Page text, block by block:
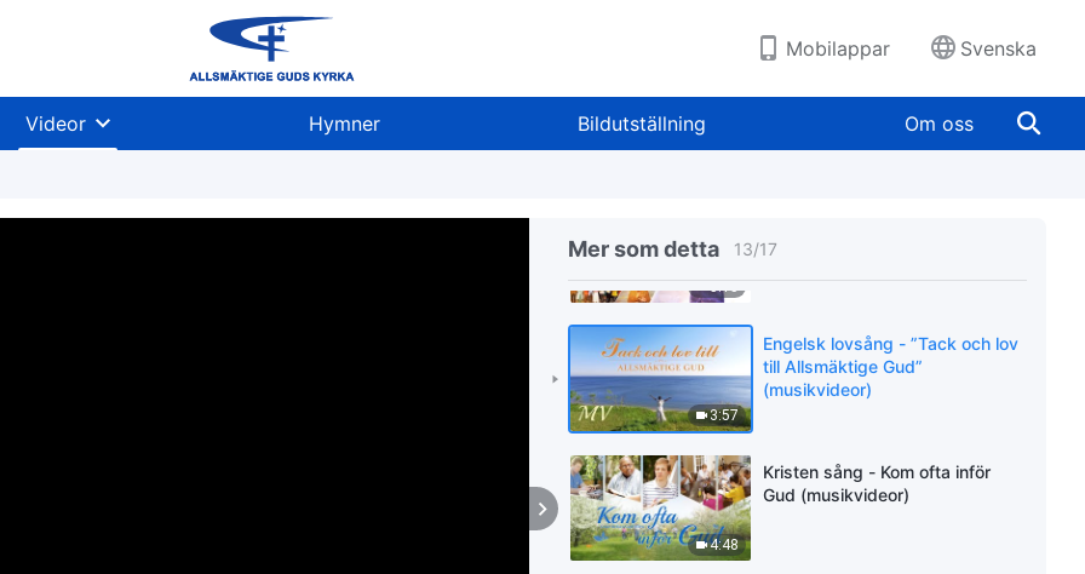
Mobilappar Svenska
Videor Hymner Bildutställning Om oss
Mer som detta 13/17
Guds herravälde (musikvideor)
5:15
enade (musikvideor)
3:57
Engelsk lovsång - ”Tack och lov
till Allsmäktige Gud”
(musikvideor)
4:48
Kristen sång - Kom ofta inför
Gud (musikvideor)